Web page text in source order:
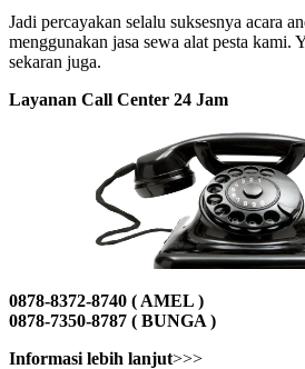
Jadi percayakan selalu suksesnya acara
menggunakan jasa sewa alat pesta kami.
sekaran juga.
Layanan Call Center 24 Jam
0878-8372-8740 ( AMEL )
0878-7350-8787 ( BUNGA )
Informasi lebih lanjut>>>